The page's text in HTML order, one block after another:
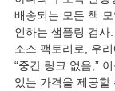
배송되는 모든 책
인하는 샘플링 검사.
소스 팩토리로, 우
“중간 링크 없음,”
있는 가격을 제공할